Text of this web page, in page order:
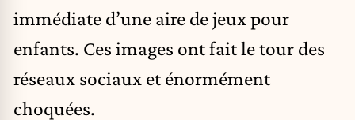
immédiate d’une aire de jeux pour
enfants. Ces images ont fait le tour des
réseaux sociaux et énormément
choquées.